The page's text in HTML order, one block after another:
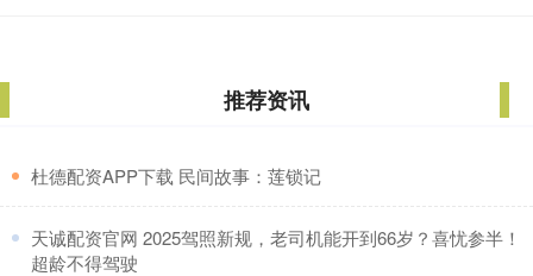
推荐资讯
​杜德配资APP下载 民间故事：莲锁记
​天诚配资官网 2025驾照新规，老司机能开到66岁？喜忧参半！
超龄不得驾驶